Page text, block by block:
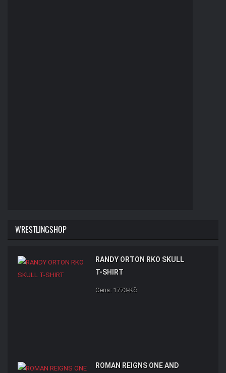
WRESTLINGSHOP
RANDY ORTON RKO SKULL
T-SHIRT
Cena: 1773-Kč
ROMAN REIGNS ONE AND